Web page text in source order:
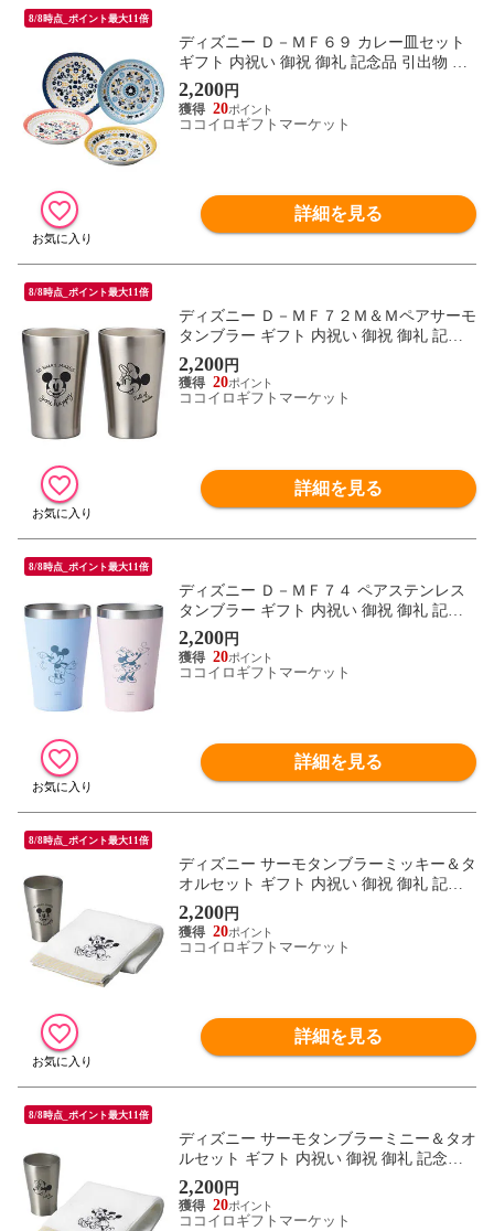
8/8時点_ポイント最大11倍
ディズニー Ｄ－ＭＦ６９ カレー皿セット
ギフト 内祝い 御祝 御礼 記念品 引出物 結
婚式 プレゼント 出産内祝い 結婚お祝い
2,200円
20
ココイロギフトマーケット
詳細を見る
8/8時点_ポイント最大11倍
ディズニー Ｄ－ＭＦ７２Ｍ＆Ｍペアサーモ
タンブラー ギフト 内祝い 御祝 御礼 記念
品 引出物 結婚式 プレゼント 出産内祝い
結婚お祝い
2,200円
20
ココイロギフトマーケット
詳細を見る
8/8時点_ポイント最大11倍
ディズニー Ｄ－ＭＦ７４ ペアステンレス
タンブラー ギフト 内祝い 御祝 御礼 記念
品 引出物 結婚式 プレゼント 出産内祝い
結婚お祝い
2,200円
20
ココイロギフトマーケット
詳細を見る
8/8時点_ポイント最大11倍
ディズニー サーモタンブラーミッキー＆タ
オルセット ギフト 内祝い 御祝 御礼 記念
品 引出物 結婚式 プレゼント 出産内祝い
結婚お祝い
2,200円
20
ココイロギフトマーケット
詳細を見る
8/8時点_ポイント最大11倍
ディズニー サーモタンブラーミニー＆タオ
ルセット ギフト 内祝い 御祝 御礼 記念品
引出物 結婚式 プレゼント 出産内祝い 結婚
お祝い
2,200円
20
ココイロギフトマーケット